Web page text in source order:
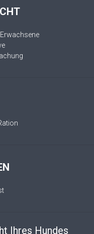
Ihres Hundes